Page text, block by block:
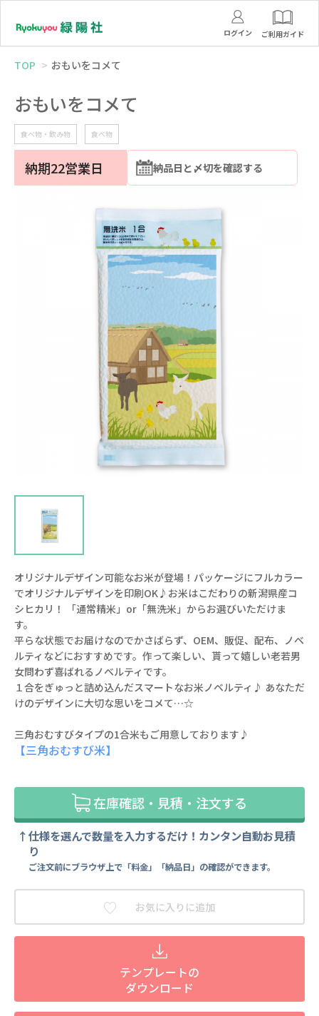
ログイン ご利用ガイド
TOP おもいをコメて
おもいをコメて
食べ物・飲み物 食べ物
納期22営業日 納品日と〆切を確認する
オリジナルデザイン可能なお米が登場！パッケージにフルカラー
でオリジナルデザインを印刷OK♪お米はこだわりの新潟県産コ
シヒカリ！ 「通常精米」or「無洗米」からお選びいただけま
す。
平らな状態でお届けなのでかさばらず、OEM、販促、配布、ノベ
ルティなどにおすすめです。作って楽しい、貰って嬉しい老若男
女問わず喜ばれるノベルティです。
１合をぎゅっと詰め込んだスマートなお米ノベルティ♪ あなただ
けのデザインに大切な思いをコメて…☆
三角おむすびタイプの1合米もご用意しております♪
【三角おむすび米】
在庫確認・見積・注文する
仕様を選んで数量を入力するだけ！カンタン自動お見積
り
ご注文前にブラウザ上で「料金」「納品日」の確認ができます。
お気に入りに追加
テンプレートの
ダウンロード